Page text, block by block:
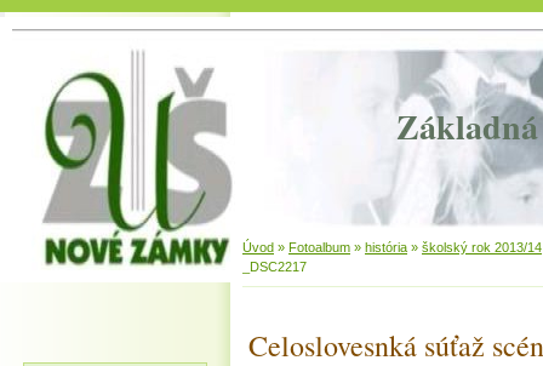
Základná
Úvod » Fotoalbum » história » školský rok 2013/14
_DSC2217
Celoslovesnká súťaž